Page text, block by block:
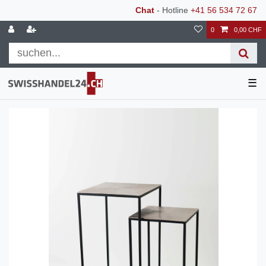
Chat - Hotline +41 56 534 72 67
0 0,00 CHF
☰